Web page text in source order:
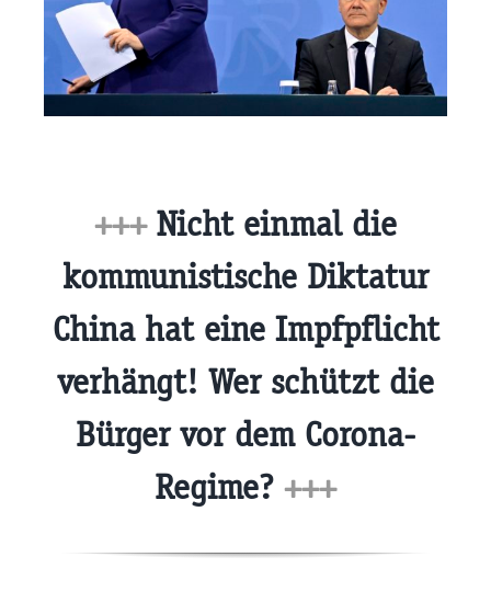
+++Nicht einmal die
kommunistische Diktatur
China hat eine Impfpflicht
verhängt! Wer schützt die
Bürger vor dem Corona-
Regime? +++